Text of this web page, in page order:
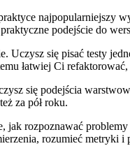
podejście do
Uczysz się pisać testy
łatwiej Ci
się podejścia
za pół roku.
rozpoznawać
rozumieć metryki i